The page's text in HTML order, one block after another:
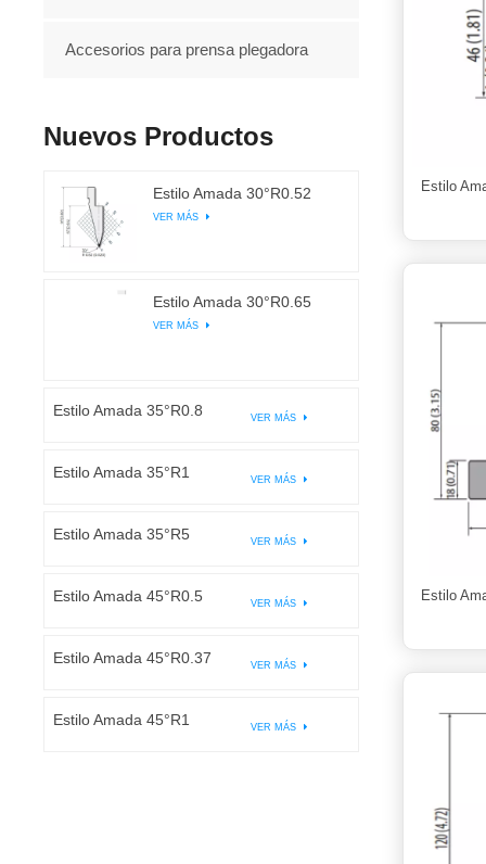
Estilo
Estilo
Accesorios para prensa plegadora
Nuevos Productos
Estilo Amada 30°R0.52
VER MÁS
Estilo Amada 30°R0.65
VER MÁS
Estilo Amada 35°R0.8 VER MÁS
Estilo Amada 35°R1 VER MÁS
Estilo Amada 35°R5 VER MÁS
Estilo Amada 45°R0.5 VER MÁS
Estilo Amada 45°R0.37 VER MÁS
Estilo Amada 45°R1 VER MÁS